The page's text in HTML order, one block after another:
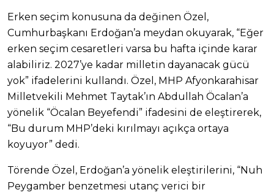
Erken seçim konusuna da değinen Özel,
Cumhurbaşkanı Erdoğan’a meydan okuyarak, “Eğer
erken seçim cesaretleri varsa bu hafta içinde karar
alabiliriz. 2027’ye kadar milletin dayanacak gücü
yok” ifadelerini kullandı. Özel, MHP Afyonkarahisar
Milletvekili Mehmet Taytak’ın Abdullah Öcalan’a
yönelik “Öcalan Beyefendi” ifadesini de eleştirerek,
“Bu durum MHP’deki kırılmayı açıkça ortaya
koyuyor” dedi.
Törende Özel, Erdoğan’a yönelik eleştirilerini, “Nuh
Peygamber benzetmesi utanç verici bir